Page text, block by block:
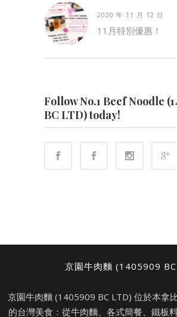
2020 年 11 月 12 日
11月特別優惠！
Follow No.1 Beef Noodle
BC LTD) today!
京園牛肉麵 (1405909
京園牛肉麵 (1405909 BC LTD) 位於本拿
的台灣美食：從牛肉麵、各式簡餐、鐵板